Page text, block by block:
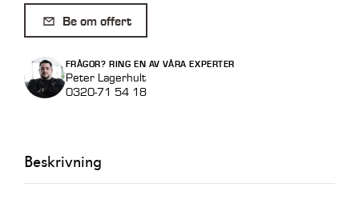
Stora
BM
9,9
ton
2000
mm
mängd
Be om offert
FRÅGOR? RING EN AV VÅRA EXPERTER
Peter Lagerhult
0320-71 54 18
Beskrivning